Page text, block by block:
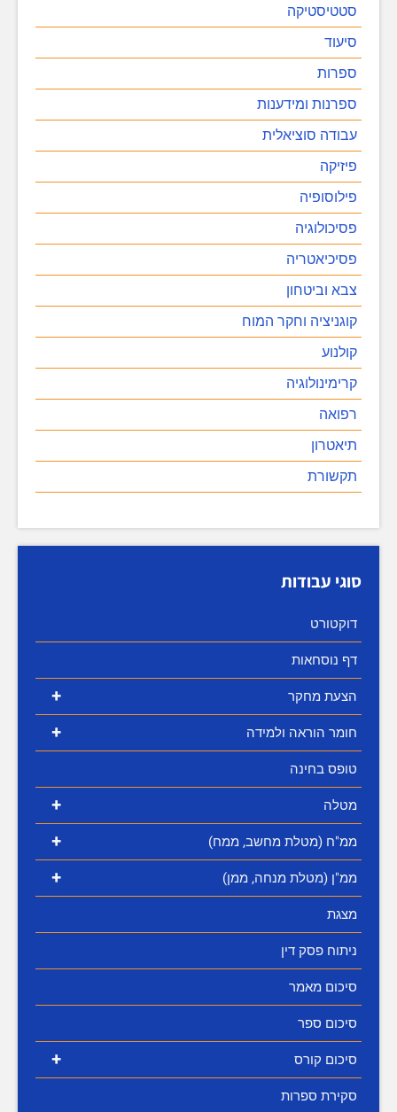
סטטיסטיקה
סיעוד
ספרות
ספרנות ומידענות
עבודה סוציאלית
פיזיקה
פילוסופיה
פסיכולוגיה
פסיכיאטריה
צבא וביטחון
קוגניציה וחקר המוח
קולנוע
קרימינולוגיה
רפואה
תיאטרון
תקשורת
סוגי עבודות
דוקטורט
דף נוסחאות
+ הצעת מחקר
+
חומר הוראה ולמידה
טופס בחינה
+ מטלה
+ ממ"ח (מטלת מחשב, ממח)
+
ממ"ן (מטלת מנחה, ממן)
מצגת
ניתוח פסק דין
סיכום מאמר
סיכום ספר
+
סיכום קורס
סקירת ספרות